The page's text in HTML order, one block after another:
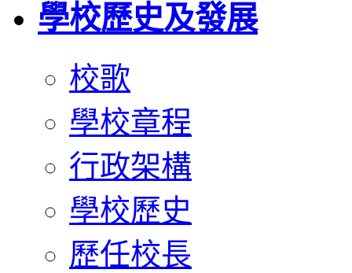
學校歷史及發展
校歌
學校章程
行政架構
學校歷史
歷任校長